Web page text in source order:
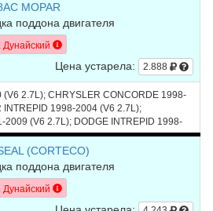
MOPAR
поддона двигателя
Дунайский
Цена устарела: 2.888
2.7L); CHRYSLER CONCORDE 1998-
1998-2004 (V6 2.7L);
2009 (V6 2.7L); DODGE INTREPID 1998-
2001-2006 (V6 2.7L)
(CORTECO)
поддона двигателя
Дунайский